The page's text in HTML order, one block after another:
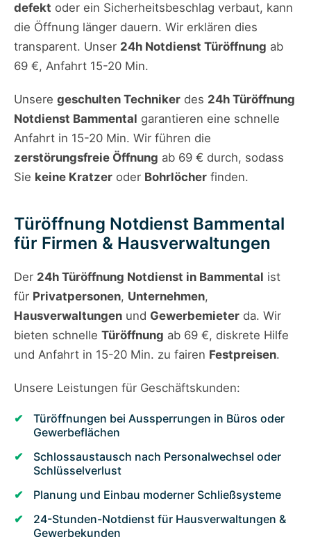
defekt oder ein Sicherheitsbeschlag verbaut, kann
die Öffnung länger dauern. Wir erklären dies
transparent. Unser 24h Notdienst Türöffnung ab
69 €, Anfahrt 15-20 Min.
Unsere geschulten Techniker des 24h Türöffnung
Notdienst Bammental garantieren eine schnelle
Anfahrt in 15-20 Min. Wir führen die
zerstörungsfreie Öffnung ab 69 € durch, sodass
Sie keine Kratzer oder Bohrlöcher finden.
Türöffnung Notdienst Bammental
für Firmen & Hausverwaltungen
Der 24h Türöffnung Notdienst in Bammental ist
für Privatpersonen, Unternehmen,
Hausverwaltungen und Gewerbemieter da. Wir
bieten schnelle Türöffnung ab 69 €, diskrete Hilfe
und Anfahrt in 15-20 Min. zu fairen Festpreisen.
Unsere Leistungen für Geschäftskunden:
Türöffnungen bei Aussperrungen in Büros oder
Gewerbeflächen
Schlossaustausch nach Personalwechsel oder
Schlüsselverlust
Planung und Einbau moderner Schließsysteme
24-Stunden-Notdienst für Hausverwaltungen &
Gewerbekunden